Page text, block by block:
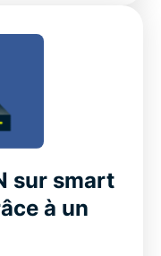
sur smart
à un